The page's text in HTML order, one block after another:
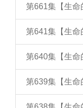
第661集【生命
第641集【生命
第640集【生命
第639集【生命